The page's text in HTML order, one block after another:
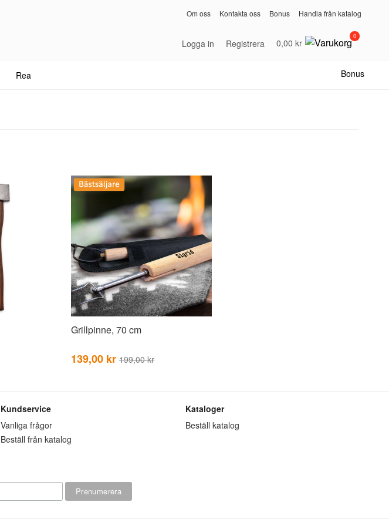
Om oss Kontakta oss Bonus Handla från katalog
Logga in Registrera 0,00 kr
0
Rea Bonus
Grillpinne, 70 cm
139,00 kr 199,00 kr
Kundservice
Vanliga frågor
Beställ från katalog
Kataloger
Beställ katalog